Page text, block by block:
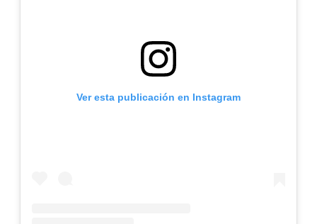
Ver esta publicación en Instagram